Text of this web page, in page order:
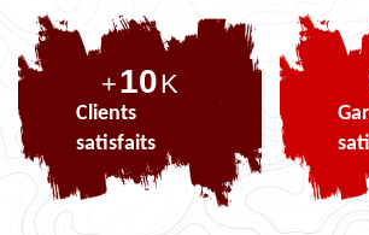
+10K
Clients
satisfaits